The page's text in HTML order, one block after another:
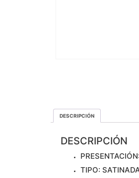
DESCRIPCIÓN
DESCRIPCIÓN
TIPO: